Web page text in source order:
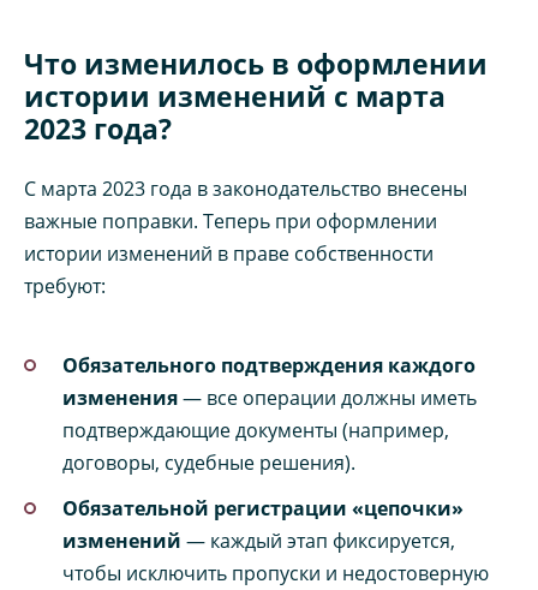
Что изменилось в оформлении
истории изменений с марта
2023 года?
С марта 2023 года в законодательство внесены
важные поправки. Теперь при оформлении
истории изменений в праве собственности
требуют:
Обязательного подтверждения каждого
изменения— все операции должны иметь
подтверждающие документы (например,
договоры, судебные решения).
Обязательной регистрации «цепочки»
изменений — каждый этап фиксируется,
чтобы исключить пропуски и недостоверную